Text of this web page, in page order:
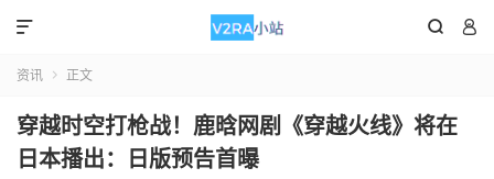
 

资讯  正文
穿越时空打枪战！鹿晗网剧《穿越火线》将在
日本播出：日版预告首曝